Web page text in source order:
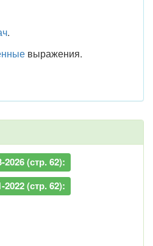
.
выражения.
(стр. 62):
(стр. 62):